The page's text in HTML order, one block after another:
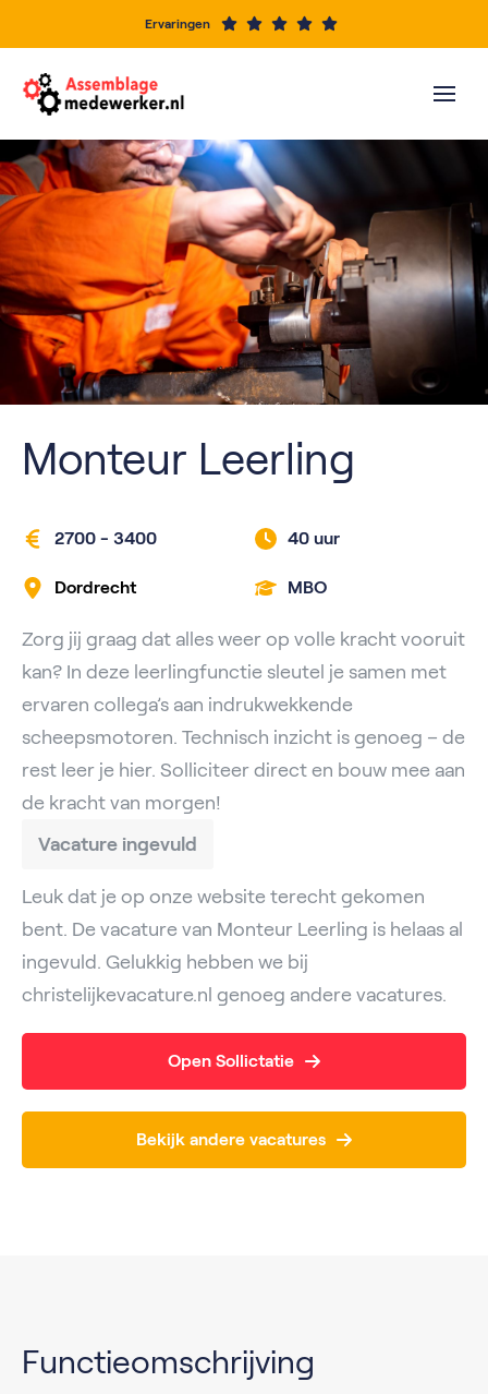
Ervaringen
Monteur Leerling
2700 - 3400 40 uur
Dordrecht MBO
Zorg jij graag dat alles weer op volle kracht vooruit
kan? In deze leerlingfunctie sleutel je samen met
ervaren collega’s aan indrukwekkende
scheepsmotoren. Technisch inzicht is genoeg – de
rest leer je hier. Solliciteer direct en bouw mee aan
de kracht van morgen!
Vacature ingevuld
Leuk dat je op onze website terecht gekomen
bent. De vacature van Monteur Leerling is helaas al
ingevuld. Gelukkig hebben we bij
christelijkevacature.nl genoeg andere vacatures.
Open Sollictatie
Bekijk andere vacatures
Functieomschrijving